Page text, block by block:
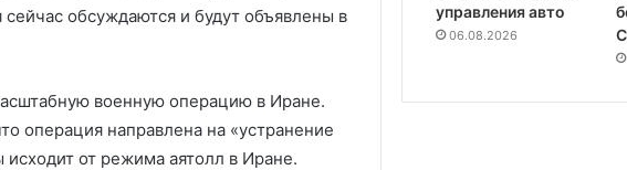
обсуждаются и будут объявлены в
военную операцию в Иране.
операция направлена на «устранение
исходит от режима аятолл в Иране.
управления авто
06.08.2026